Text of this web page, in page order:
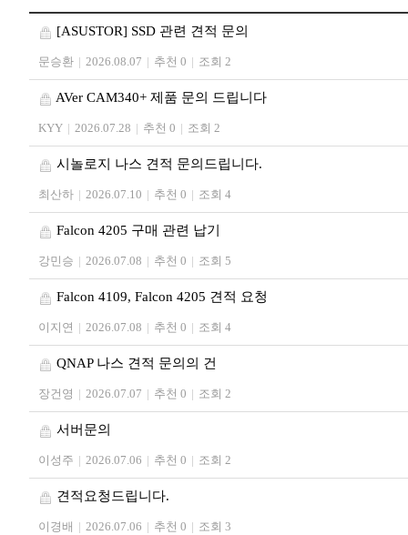
[ASUSTOR] SSD 관련 견적 문의
문승환 | 2026.08.07 | 추천 0 | 조회 2
AVer CAM340+ 제품 문의 드립니다
KYY | 2026.07.28 | 추천 0 | 조회 2
시놀로지 나스 견적 문의드립니다.
최산하 | 2026.07.10 | 추천 0 | 조회 4
Falcon 4205 구매 관련 납기
강민승 | 2026.07.08 | 추천 0 | 조회 5
Falcon 4109, Falcon 4205 견적 요청
이지연 | 2026.07.08 | 추천 0 | 조회 4
QNAP 나스 견적 문의의 건
장건영 | 2026.07.07 | 추천 0 | 조회 2
서버문의
이성주 | 2026.07.06 | 추천 0 | 조회 2
견적요청드립니다.
이경배 | 2026.07.06 | 추천 0 | 조회 3